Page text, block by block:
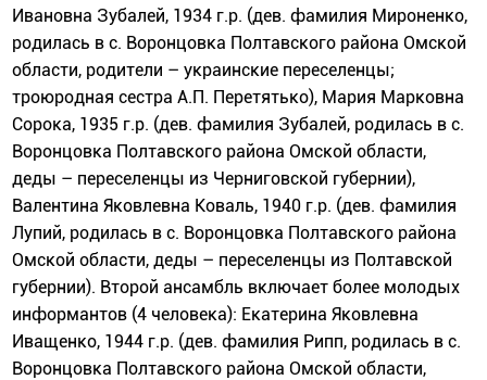
Ивановна Зубалей, 1934 г.р. (дев. фамилия Мироненко,
родилась в с. Воронцовка Полтавского района Омской
области, родители – украинские переселенцы;
троюродная сестра А.П. Перетятько), Мария Марковна
Сорока, 1935 г.р. (дев. фамилия Зубалей, родилась в с.
Воронцовка Полтавского района Омской области,
деды – переселенцы из Черниговской губернии),
Валентина Яковлевна Коваль, 1940 г.р. (дев. фамилия
Лупий, родилась в с. Воронцовка Полтавского района
Омской области, деды – переселенцы из Полтавской
губернии). Второй ансамбль включает более молодых
информантов (4 человека): Екатерина Яковлевна
Иващенко, 1944 г.р. (дев. фамилия Рипп, родилась в с.
Воронцовка Полтавского района Омской области,